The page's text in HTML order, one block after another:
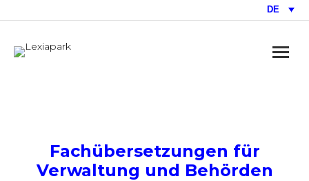
DE
Fachübersetzungen für
Verwaltung und Behörden